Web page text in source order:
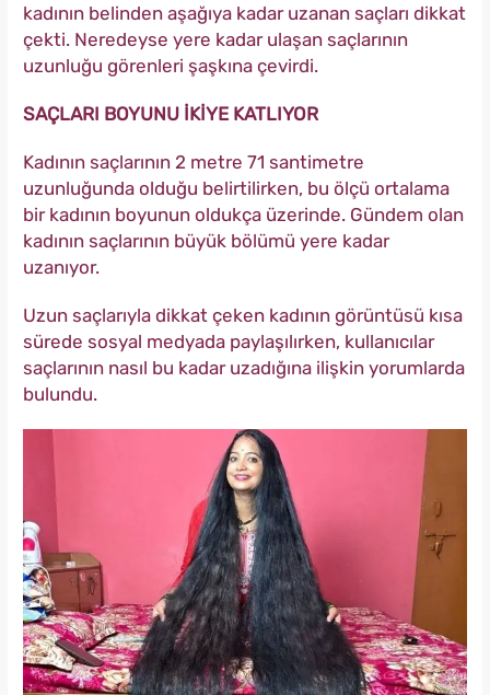
kadının belinden aşağıya kadar uzanan saçları dikkat
çekti. Neredeyse yere kadar ulaşan saçlarının
uzunluğu görenleri şaşkına çevirdi.
SAÇLARI BOYUNU İKİYE KATLIYOR
Kadının saçlarının 2 metre 71 santimetre
uzunluğunda olduğu belirtilirken, bu ölçü ortalama
bir kadının boyunun oldukça üzerinde. Gündem olan
kadının saçlarının büyük bölümü yere kadar
uzanıyor.
Uzun saçlarıyla dikkat çeken kadının görüntüsü kısa
sürede sosyal medyada paylaşılırken, kullanıcılar
saçlarının nasıl bu kadar uzadığına ilişkin yorumlarda
bulundu.